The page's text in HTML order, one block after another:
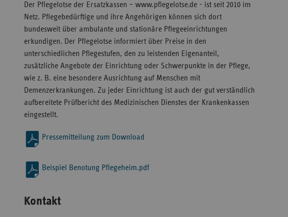
Der Pflegelotse der Ersatzkassen – www.pflegelotse.de - ist seit 2010 im
Netz. Pflegebedürftige und ihre Angehörigen können sich dort
bundesweit über ambulante und stationäre Pflegeeinrichtungen
erkundigen. Der Pflegelotse informiert über Preise in den
unterschiedlichen Pflegestufen, den zu leistenden Eigenanteil,
zusätzliche Angebote der Einrichtung oder Schwerpunkte in der Pflege,
wie z. B. eine besondere Ausrichtung auf Menschen mit
Demenzerkrankungen. Zu jeder Einrichtung ist auch der gut verständlich
aufbereitete Prüfbericht des Medizinischen Dienstes der Krankenkassen
eingestellt.
Pressemitteilung zum Download
Beispiel Benotung Pflegeheim.pdf
Kontakt